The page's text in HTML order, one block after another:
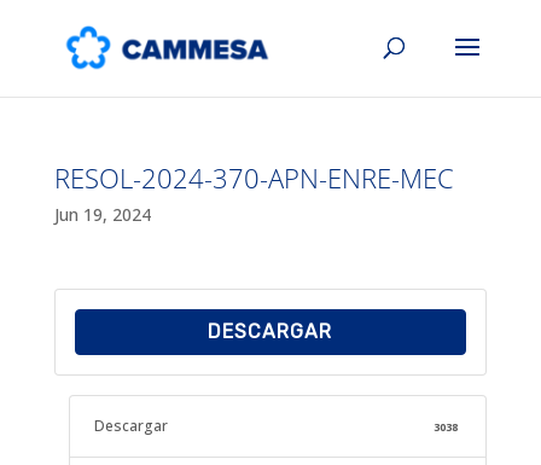
RESOL-2024-370-APN-ENRE-MEC
Jun 19, 2024
DESCARGAR
Descargar 3038